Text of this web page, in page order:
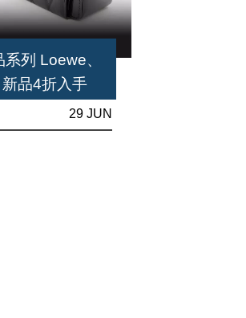
列 Loewe、
品4折入手
29 JUN